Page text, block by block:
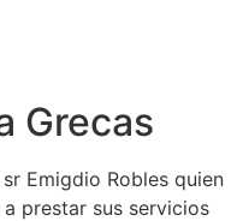
Grecas
Emigdio Robles quien
prestar sus servicios